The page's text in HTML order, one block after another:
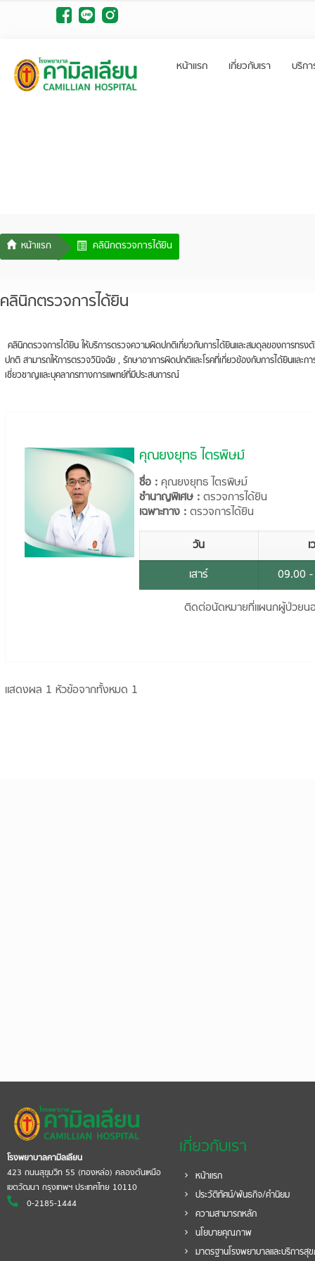
หน้าแรก เกี่ยวกับเรา บริก
คลินิกตรวจการได้ยิน
คลินิกตรวจการได้ยิน
คลินิกตรวจการได้ยิน ให้บริการตรวจความผิดปกติเกี่ยวกับการได้ยินและสมดุลของการทรง
ปกติ สามารถให้การตรวจวินิจฉัย , รักษาอาการผิดปกติและโรคที่เกี่ยวข้องกับการได้ยินแล
เชี่ยวชาญและบุคลากรทางการแพทย์ที่มีประสบการณ์
คุณยงยุทธ ไตรพิษม์
ชื่อ :คุณยงยุทธ ไตรพิษม์
ชำนาญพิเศษ :ตรวจการได้ยิน
เฉพาะทาง :ตรวจการได้ยิน
วัน
เสาร์
09.00
ติดต่อนัดหมายที่แผนกผู้ป่วยน
แสดงผล 1 หัวข้อจากทั้งหมด 1
โรงพยาบาลคามิลเลียน
423 ถนนสุขุมวิท 55 (ทองหล่อ) คลองตันเหนือ
เขตวัฒนา กรุงเทพฯ ประเทศไทย 10110
0-2185-1444
เกี่ยวกับเรา
หน้าแรก
ประวัติทัศน์/พันธกิจ/คำนิยม
ความสามารถหลัก
นโยบายคุณภาพ
มาตรฐานโรงพยาบาลและบริการสุ